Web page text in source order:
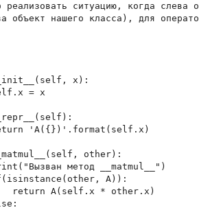
реализовать ситуацию, когда слева
объект нашего класса), для
x):
= x
'A({})'.format(self.x)
other):
метод __matmul__")
A)):
return A(self.x * other.x)